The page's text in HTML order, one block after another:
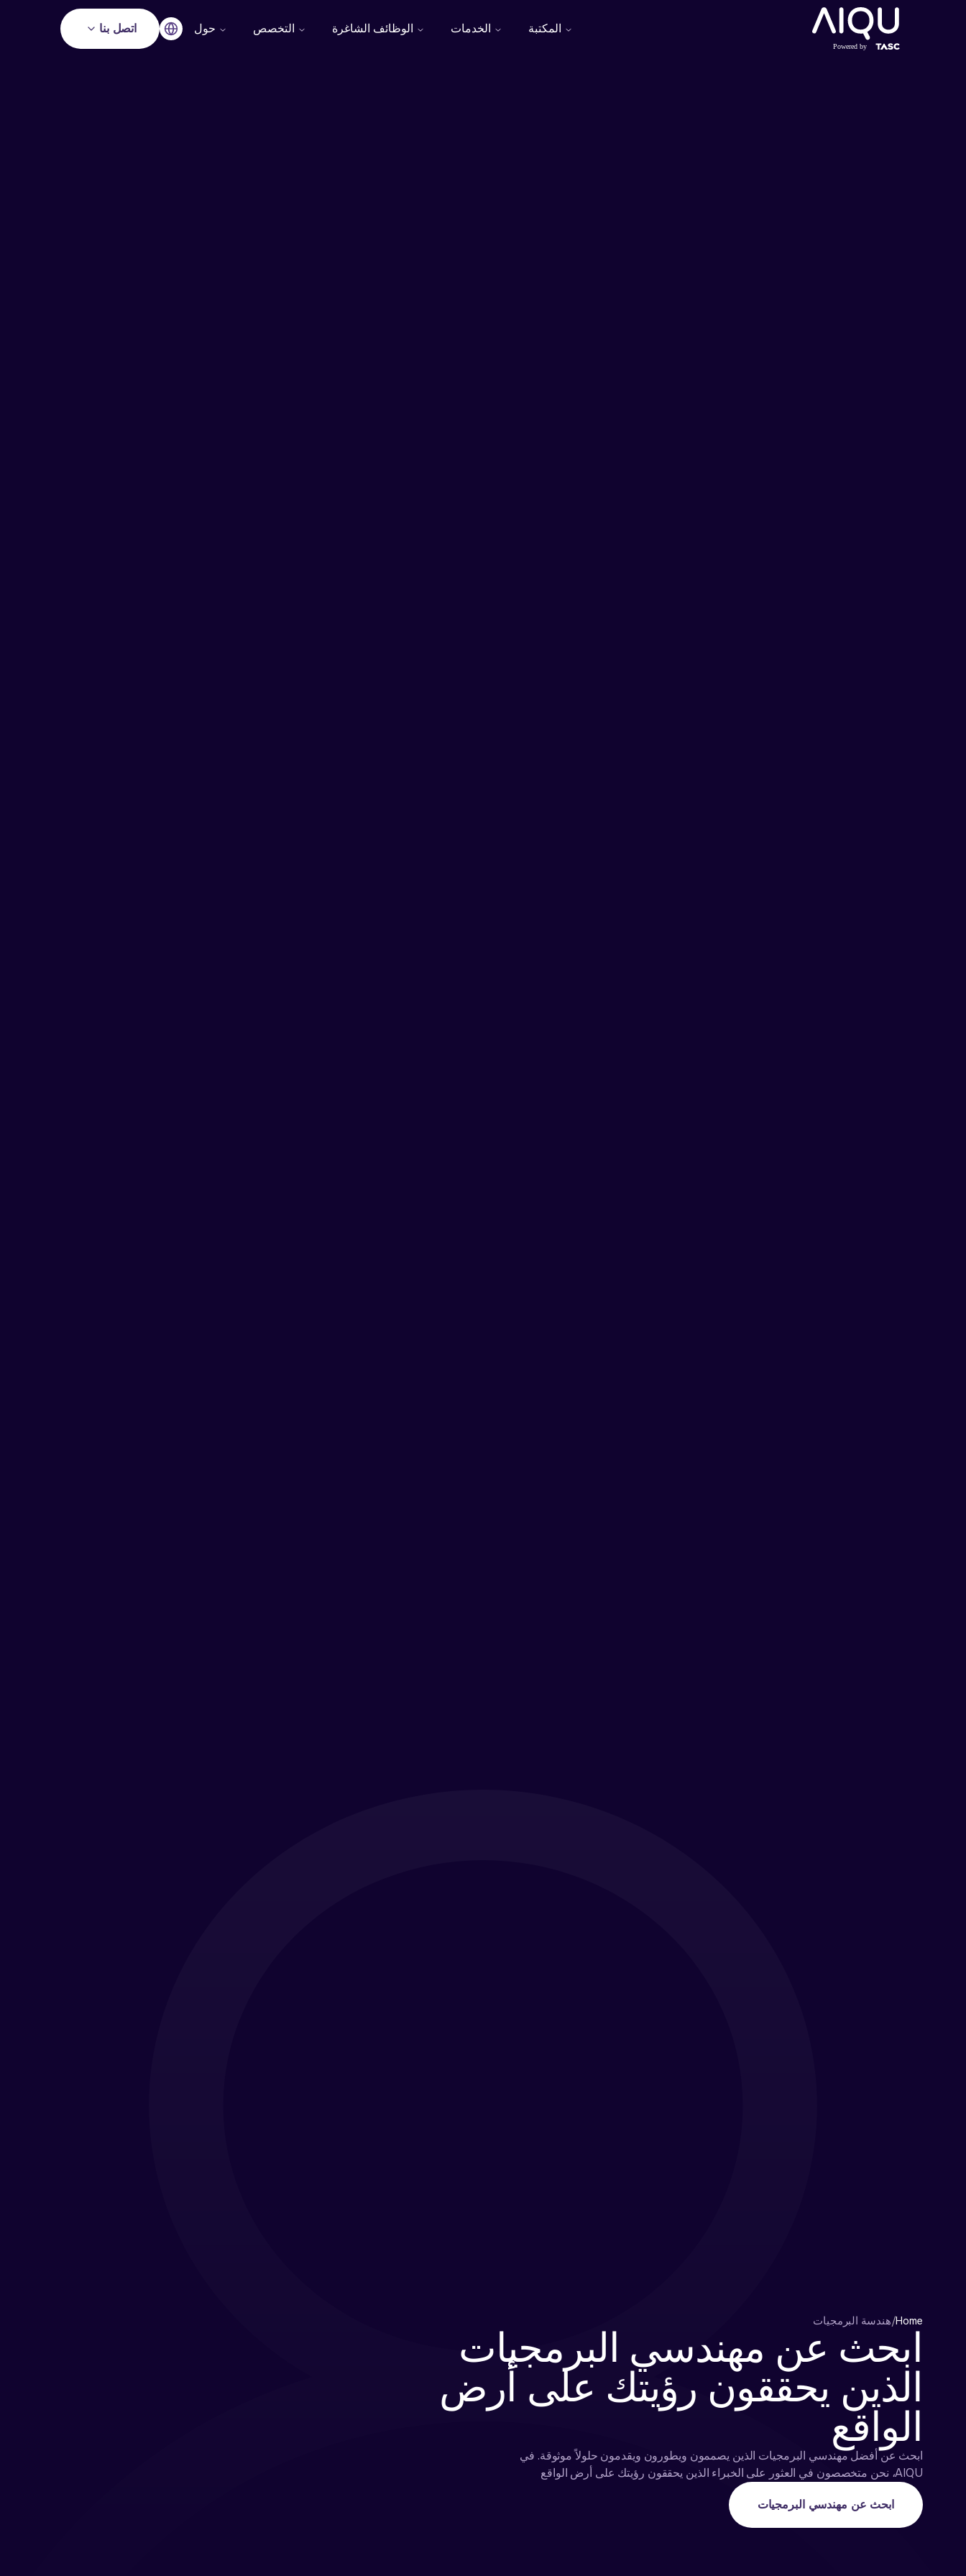
حول التخصص الوظائف الشاغرة الخدمات المكتبة اتصل بنا
Home
/هندسة البرمجيات
ابحث عن مهندسي البرمجيات
الذين يحققون رؤيتك على أرض
الواقع
ابحث عن أفضل مهندسي البرمجيات الذين يصممون ويطورون ويقدمون حلولاً موثوقة. في
AIQU، نحن متخصصون في العثور على الخبراء الذين يحققون رؤيتك على أرض الواقع
ابحث عن مهندسي البرمجيات